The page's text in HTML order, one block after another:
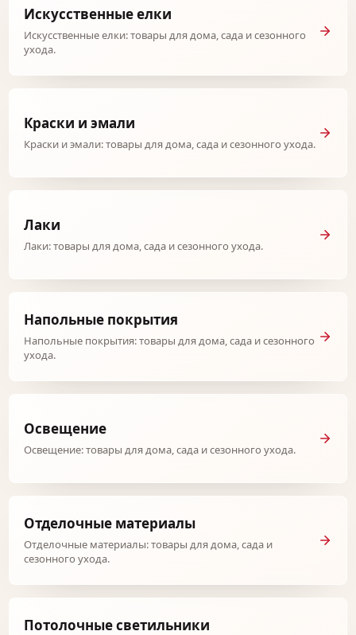
Искусственные елки
Искусственные елки: товары для дома, сада и сезонного
ухода.
Краски и эмали
Краски и эмали: товары для дома, сада и сезонного ухода.
Лаки
Лаки: товары для дома, сада и сезонного ухода.
Напольные покрытия
Напольные покрытия: товары для дома, сада и сезонного
ухода.
Освещение
Освещение: товары для дома, сада и сезонного ухода.
Отделочные материалы
Отделочные материалы: товары для дома, сада и
сезонного ухода.
Потолочные светильники